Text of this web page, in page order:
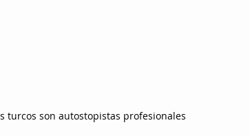
turcos son autostopistas profesionales